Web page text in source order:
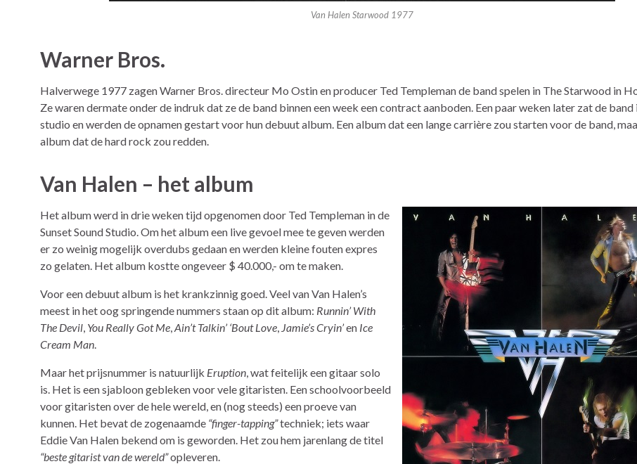
Van Halen Starwood 1977
Warner Bros.
Halverwege 1977 zagen Warner Bros. directeur Mo Ostin en producer Ted Templeman de band spelen in The Starwood in
Ze waren dermate onder de indruk dat ze de band binnen een week een contract aanboden. Een paar weken later zat de band
studio en werden de opnamen gestart voor hun debuut album. Een album dat een lange carrière zou starten voor de band,
album dat de hard rock zou redden.
Van Halen – het album
Het album werd in drie weken tijd opgenomen door Ted Templeman in de
Sunset Sound Studio. Om het album een live gevoel mee te geven werden
er zo weinig mogelijk overdubs gedaan en werden kleine fouten expres
zo gelaten. Het album kostte ongeveer $ 40.000,- om te maken.
Voor een debuut album is het krankzinnig goed. Veel van Van Halen’s
meest in het oog springende nummers staan op dit album: Runnin’ With
The Devil, You Really Got Me,Ain’t Talkin’ ‘Bout Love, Jamie’s Cryin’en Ice
Cream Man.
Maar het prijsnummer is natuurlijk Eruption, wat feitelijk een gitaar solo
is. Het is een sjabloon gebleken voor vele gitaristen. Een schoolvoorbeeld
voor gitaristen over de hele wereld, en (nog steeds) een proeve van
kunnen. Het bevat de zogenaamde “finger-tapping”techniek; iets waar
Eddie Van Halen bekend om is geworden. Het zou hem jarenlang de titel
“beste gitarist van de wereld”opleveren.